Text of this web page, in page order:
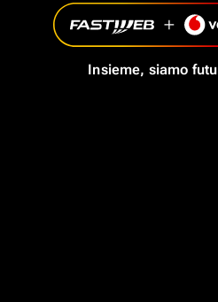
Insieme, siamo